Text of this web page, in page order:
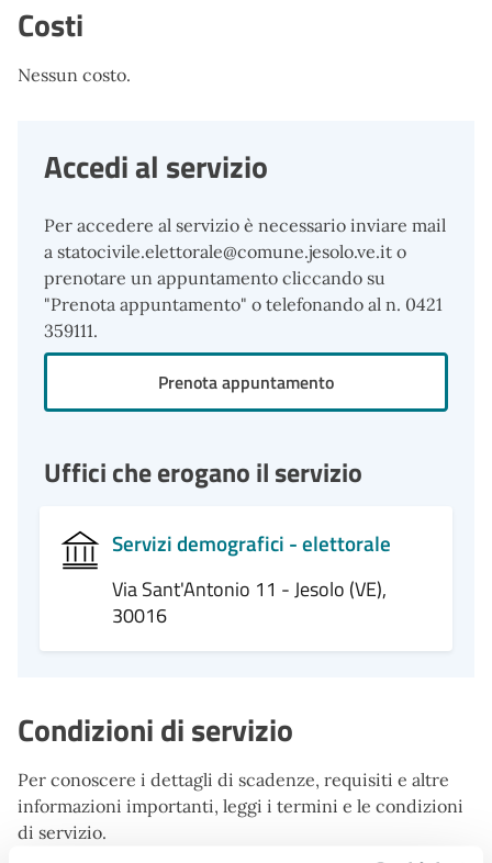
Costi
Nessun costo.
Accedi al servizio
Per accedere al servizio è necessario inviare mail
a statocivile.elettorale@comune.jesolo.ve.it o
prenotare un appuntamento cliccando su
"Prenota appuntamento" o telefonando al n. 0421
359111.
Prenota appuntamento
Uffici che erogano il servizio
Servizi demografici - elettorale
Via Sant'Antonio 11 - Jesolo (VE),
30016
Condizioni di servizio
Per conoscere i dettagli di scadenze, requisiti e altre
informazioni importanti, leggi i termini e le condizioni
di servizio.